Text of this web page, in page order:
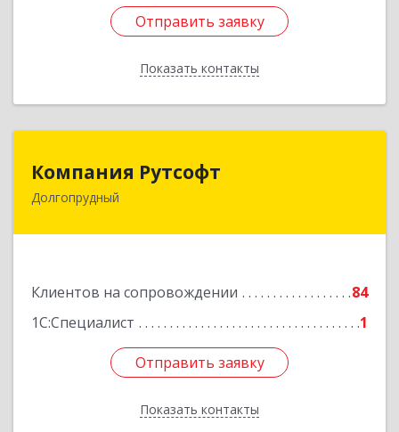
Отправить заявку
Показать контакты
Отправить заявку
Назад
Компания Рутсофт
Долгопрудный
Клиентов на сопровождении
84
1С:Специалист
1
Отправить заявку
Показать контакты
Компания Рутсофт
141700, Московская обл, Долгопрудный г,
Отправить заявку
Назад